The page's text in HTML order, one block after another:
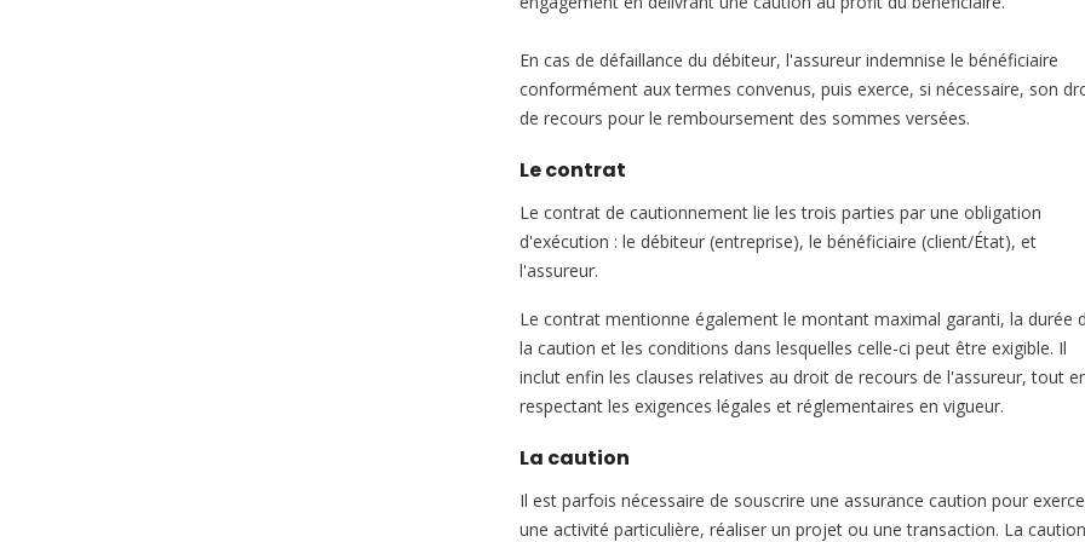
En cas de défaillance du débiteur, l'assureur indemnise le bénéficiaire
conformément aux termes convenus, puis exerce, si nécessaire, son
de recours pour le remboursement des sommes versées.
Le contrat
Le contrat de cautionnement lie les trois parties par une obligation
d'exécution : le débiteur (entreprise), le bénéficiaire (client/État), et
l'assureur.
Le contrat mentionne également le montant maximal garanti, la durée
la caution et les conditions dans lesquelles celle-ci peut être exigible. Il
inclut enfin les clauses relatives au droit de recours de l'assureur, tout
respectant les exigences légales et réglementaires en vigueur.
La caution
Il est parfois nécessaire de souscrire une assurance caution pour
une activité particulière, réaliser un projet ou une transaction. La caution